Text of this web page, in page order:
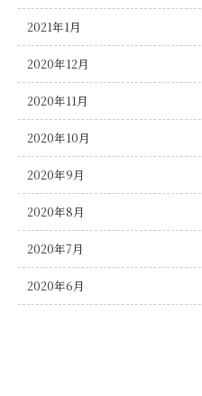
2021年1月
2020年12月
2020年11月
2020年10月
2020年9月
2020年8月
2020年7月
2020年6月